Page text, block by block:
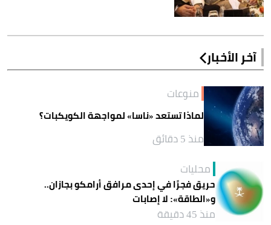
آخر الأخبار
منوعات
لماذا تستعد «ناسا» لمواجهة الكويكبات؟
منذ 5 دقائق
محليات
حريق فجرًا في إحدى مرافق أرامكو بجازان..
و«الطاقة»: لا إصابات
منذ 45 دقيقة